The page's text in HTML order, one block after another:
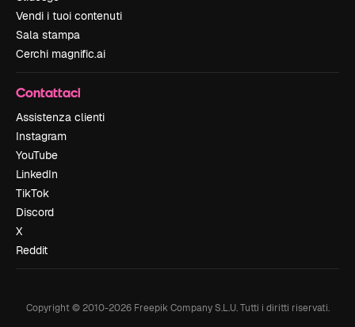
Vendi i tuoi contenuti
Sala stampa
Cerchi magnific.ai
Contattaci
Assistenza clienti
Instagram
YouTube
LinkedIn
TikTok
Discord
X
Reddit
Copyright © 2010-2026Freepik Company S.L.U. Tutti i diritti riservati.